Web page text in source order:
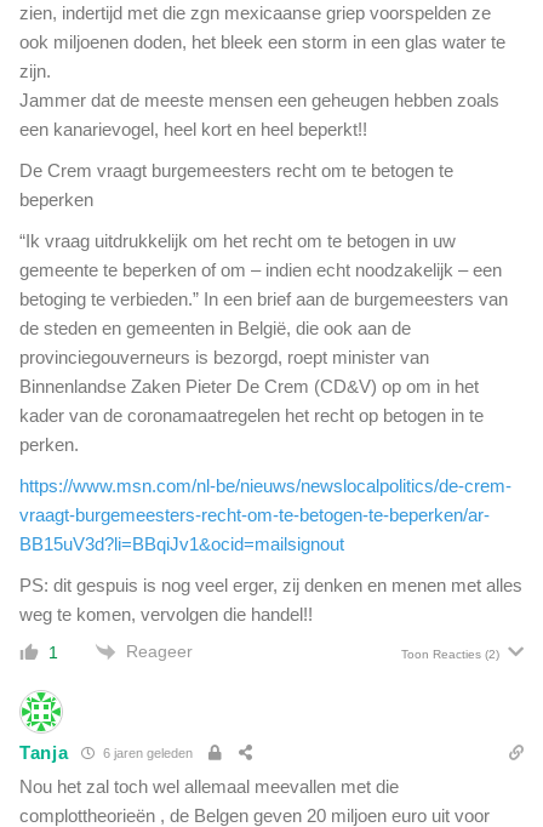
zien, indertijd met die zgn mexicaanse griep voorspelden ze
ook miljoenen doden, het bleek een storm in een glas water te
zijn.
Jammer dat de meeste mensen een geheugen hebben zoals
een kanarievogel, heel kort en heel beperkt!!
De Crem vraagt burgemeesters recht om te betogen te
beperken
“Ik vraag uitdrukkelijk om het recht om te betogen in uw
gemeente te beperken of om – indien echt noodzakelijk – een
betoging te verbieden.” In een brief aan de burgemeesters van
de steden en gemeenten in België, die ook aan de
provinciegouverneurs is bezorgd, roept minister van
Binnenlandse Zaken Pieter De Crem (CD&V) op om in het
kader van de coronamaatregelen het recht op betogen in te
perken.
https://www.msn.com/nl-be/nieuws/newslocalpolitics/de-crem-
vraagt-burgemeesters-recht-om-te-betogen-te-beperken/ar-
BB15uV3d?li=BBqiJv1&ocid=mailsignout
PS: dit gespuis is nog veel erger, zij denken en menen met alles
weg te komen, vervolgen die handel!!
1 Reageer Toon Reacties (2)
Tanja 6 jaren geleden
Nou het zal toch wel allemaal meevallen met die
complottheorieën , de Belgen geven 20 miljoen euro uit voor